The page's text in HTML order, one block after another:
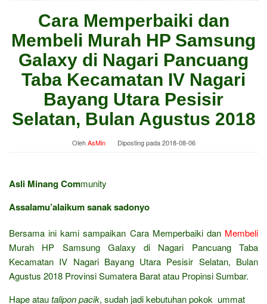
Cara Memperbaiki dan
Membeli Murah HP Samsung
Galaxy di Nagari Pancuang
Taba Kecamatan IV Nagari
Bayang Utara Pesisir
Selatan, Bulan Agustus 2018
OlehAsMin Diposting pada2018-08-06
Asli Minang Community
Assalamu’alaikum sanak sadonyo
Bersama ini kami sampaikan Cara Memperbaiki dan Membeli
Murah HP Samsung Galaxy di Nagari Pancuang Taba
Kecamatan IV Nagari Bayang Utara Pesisir Selatan, Bulan
Agustus 2018 Provinsi Sumatera Barat atau Propinsi Sumbar.
Hape atautalipon pacik, sudah jadi kebutuhan pokok ummat